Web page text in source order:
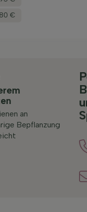
€
an
Bepflanzung